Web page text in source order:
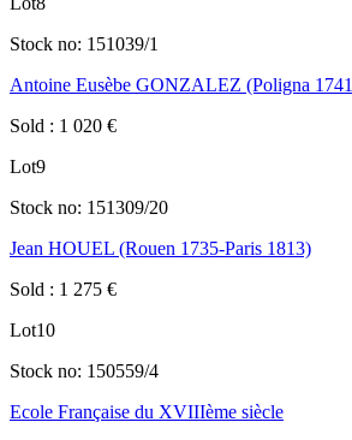
Stock no: 151039/1
Antoine Eusèbe GONZALEZ (Poligna
Sold : 1 020 €
Lot9
Stock no: 151309/20
Jean HOUEL (Rouen 1735-Paris 1813)
Sold : 1 275 €
Lot10
Stock no: 150559/4
Ecole Française du XVIIIème siècle